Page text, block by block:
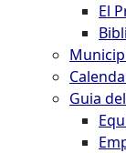
El
Guia